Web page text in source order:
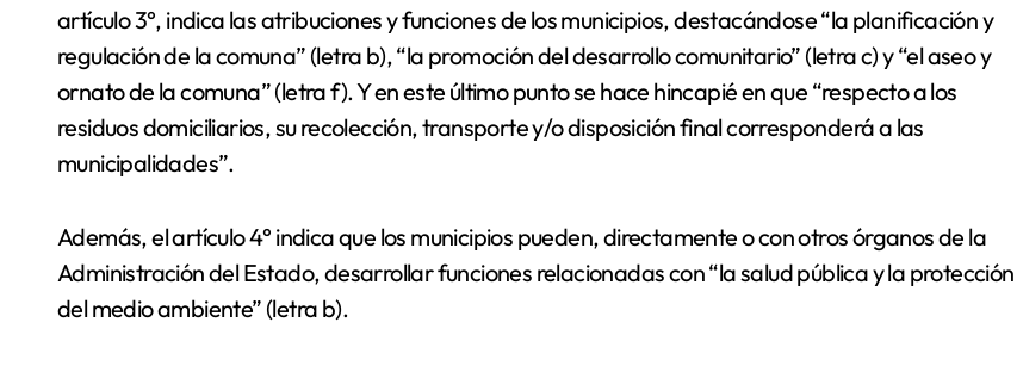
artículo 3°, indica las atribuciones y funciones de los municipios, destacándose “la planificación y
regulación de la comuna” (letra b), “la promoción del desarrollo comunitario” (letra c) y “el aseo y
ornato de la comuna” (letra f). Y en este último punto se hace hincapié en que “respecto a los
residuos domiciliarios, su recolección, transporte y/o disposición final corresponderá a las
municipalidades”.
Además, el artículo 4° indica que los municipios pueden, directamente o con otros órganos de la
Administración del Estado, desarrollar funciones relacionadas con “la salud pública y la protección
del medio ambiente” (letra b).